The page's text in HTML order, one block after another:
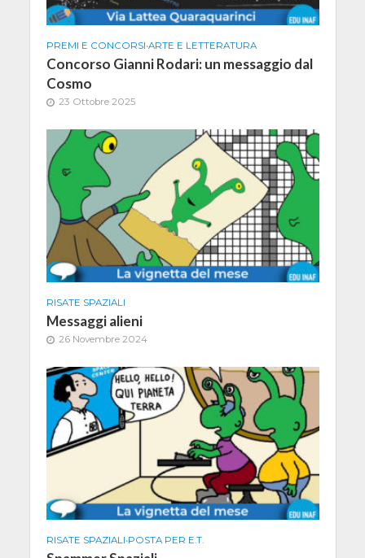
PREMI E CONCORSI•ARTE E LETTERATURA
Concorso Gianni Rodari: un messaggio dal
Cosmo
23 Ottobre 2025
RISATE SPAZIALI
Messaggi alieni
26 Novembre 2024
RISATE SPAZIALI•POSTA PER E.T.